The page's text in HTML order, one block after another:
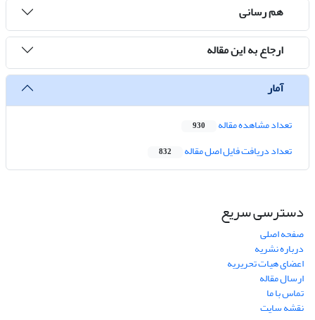
هم رسانی
ارجاع به این مقاله
آمار
تعداد مشاهده مقاله 930
تعداد دریافت فایل اصل مقاله 832
دسترسی سریع
صفحه اصلی
درباره نشریه
اعضای هیات تحریریه
ارسال مقاله
تماس با ما
نقشه سایت